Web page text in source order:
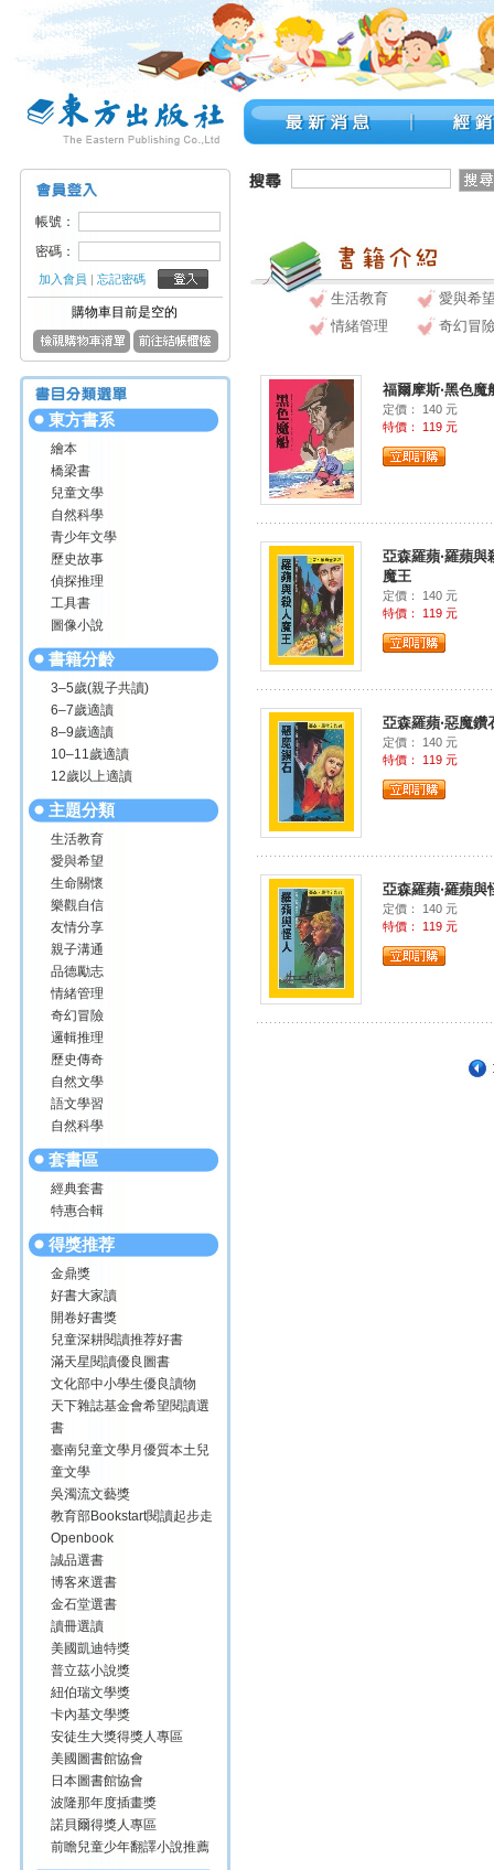
帳號：
密碼：
加入會員 |忘記密碼
購物車目前是空的
東方書系
繪本
橋梁書
兒童文學
自然科學
青少年文學
歷史故事
偵探推理
工具書
圖像小說
書籍分齡
3–5歲(親子共讀)
6–7歲適讀
8–9歲適讀
10–11歲適讀
12歲以上適讀
主題分類
生活教育
愛與希望
生命關懷
樂觀自信
友情分享
親子溝通
品德勵志
情緒管理
奇幻冒險
邏輯推理
歷史傳奇
自然文學
語文學習
自然科學
套書區
經典套書
特惠合輯
得獎推荐
金鼎獎
好書大家讀
開卷好書獎
兒童深耕閱讀推荐好書
滿天星閱讀優良圖書
文化部中小學生優良讀物
天下雜誌基金會希望閱讀選
書
臺南兒童文學月優質本土兒
童文學
吳濁流文藝獎
教育部Bookstart閱讀起步走
Openbook
誠品選書
博客來選書
金石堂選書
讀冊選讀
美國凱迪特獎
普立茲小說獎
紐伯瑞文學獎
卡內基文學獎
安徒生大獎得獎人專區
美國圖書館協會
日本圖書館協會
波隆那年度插畫獎
諾貝爾得獎人專區
前瞻兒童少年翻譯小說推薦
生活教育
愛與希
情緒管理
奇幻冒
福爾摩斯‧黑色魔
定價： 140 元
特價： 119 元
亞森羅蘋‧羅蘋與
魔王
定價： 140 元
特價： 119 元
亞森羅蘋‧惡魔鑽
定價： 140 元
特價： 119 元
亞森羅蘋‧羅蘋與
定價： 140 元
特價： 119 元